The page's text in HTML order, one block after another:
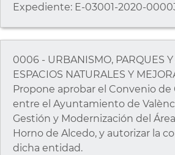
Expediente: E-03001-2020-
0006 - URBANISMO, PARQUES
ESPACIOS NATURALES Y
Propone aprobar el Convenio de
entre el Ayuntamiento de
Gestión y Modernización del
Horno de Alcedo, y autorizar la
dicha entidad.